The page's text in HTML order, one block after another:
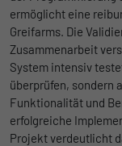
ermöglicht eine
Greifarms. Die
Zusammenarbeit
System intensiv
überprüfen, sondern
Funktionalität und
erfolgreiche
Projekt verdeutlicht